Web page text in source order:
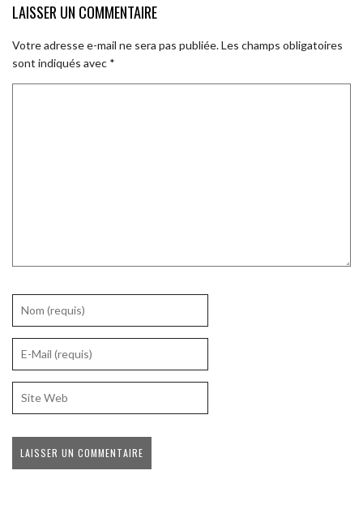
LAISSER UN COMMENTAIRE
Votre adresse e-mail ne sera pas publiée.Les champs obligatoires
sont indiqués avec *